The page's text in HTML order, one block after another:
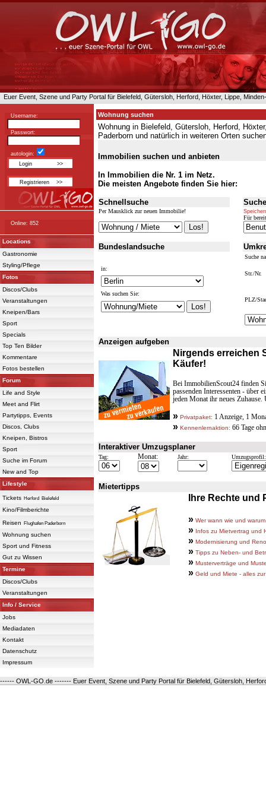
Euer Event, Szene und Party Portal für Bielefeld, Gütersloh, Herford, Höxter, Lippe,
Username:
Passwort:
autologin:
Online: 852
Locations
Gastronomie
Styling/Pflege
Fotos
Discos/Clubs
Veranstaltungen
Kneipen/Bars
Sport
Specials
Top Ten Bilder
Kommentare
Fotos bestellen
Forum
Life and Style
Meet and Flirt
Partytipps, Events
Discos, Clubs
Kneipen, Bistros
Sport
Suche im Forum
New and Top
Lifestyle
Tickets Herford Bielefeld
Kino/Filmberichte
Reisen
Flughafen Paderborn
Wohnung suchen
Sport und Fitness
Gut zu Wissen
Termine
Discos/Clubs
Veranstaltungen
Info / Service
Jobs
Mediadaten
Kontakt
Datenschutz
Impressum
Wohnung suchen
Wohnung in Bielefeld, Gütersloh, Herford,
Paderborn und natürlich in weiteren Orten
Immobilien suchen und anbieten
In Immobilien die Nr. 1 im Netz.
Die meisten Angebote finden Sie hier:
Schnellsuche
Per Mausklick zur neuen Immobilie!
Für
Bundeslandsuche
in:
Was suchen Sie:
Suche
Str./Nr.
PLZ/
Anzeigen aufgeben
Nirgends erreichen
Käufer!
Bei ImmobilienScout24 finden
passenden Interessenten - über
jeden Monat ihr neues Zuhause.
» Privatpaket: 1 Anzeige, 1
» Kennenlernaktion: 66 Tage
Interaktiver Umzugsplaner
Tag: Monat: Jahr: Umzugsprofil:
Mietertipps
Ihre Rechte und
» Wer wann wie und
» Infos zu Mietvertrag und
» Modernisierung und
» Tipps zu Neben- und
» Musterverträge und
» Geld und Miete - alles
------ OWL-GO.de ------- Euer Event, Szene und Party Portal für Bielefeld, Gütersloh,